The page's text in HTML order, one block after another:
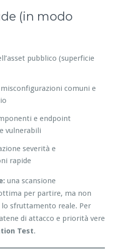
(in modo
pubblico (superficie
comuni e
e endpoint
vulnerabili
severità e
rapide
una scansione
per partire, ma non
sfruttamento reale. Per
di attacco e priorità vere
Test.